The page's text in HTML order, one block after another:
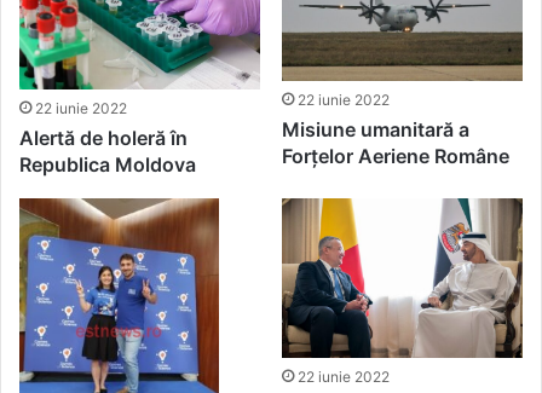
22 iunie 2022
Alertă de holeră în
Republica Moldova
22 iunie 2022
Misiune umanitară a
Forțelor Aeriene Române
22 iunie 2022